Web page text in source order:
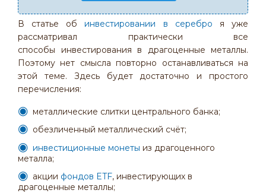
В статье обинвестировании в серебро я уже
рассматривал практически все
способы инвестирования в драгоценные металлы.
Поэтому нет смысла повторно останавливаться на
этой теме. Здесь будет достаточно и простого
перечисления:
металлические слитки центрального банка;
обезличенный металлический счёт;
инвестиционные монеты из драгоценного
металла;
акции фондов ETF, инвестирующих в
драгоценные металлы;